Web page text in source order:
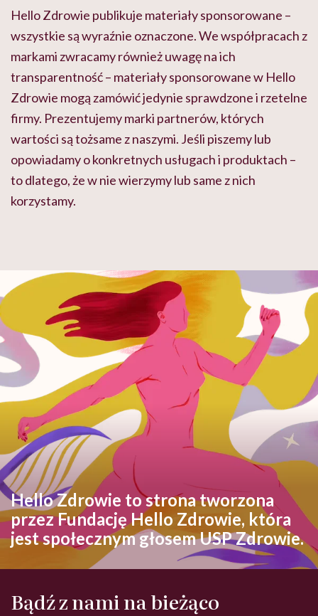
Hello Zdrowie publikuje materiały sponsorowane –
wszystkie są wyraźnie oznaczone. We współpracach z
markami zwracamy również uwagę na ich
transparentność – materiały sponsorowane w Hello
Zdrowie mogą zamówić jedynie sprawdzone i rzetelne
firmy. Prezentujemy marki partnerów, których
wartości są tożsame z naszymi. Jeśli piszemy lub
opowiadamy o konkretnych usługach i produktach –
to dlatego, że w nie wierzymy lub same z nich
korzystamy.
Hello Zdrowie to strona tworzona
przez Fundację Hello Zdrowie, która
jest społecznym głosem USP Zdrowie.
Bądź z nami na bieżąco